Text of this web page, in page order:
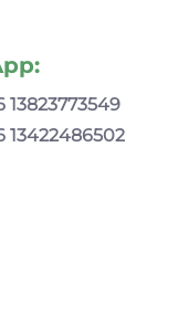
13823773549
13422486502